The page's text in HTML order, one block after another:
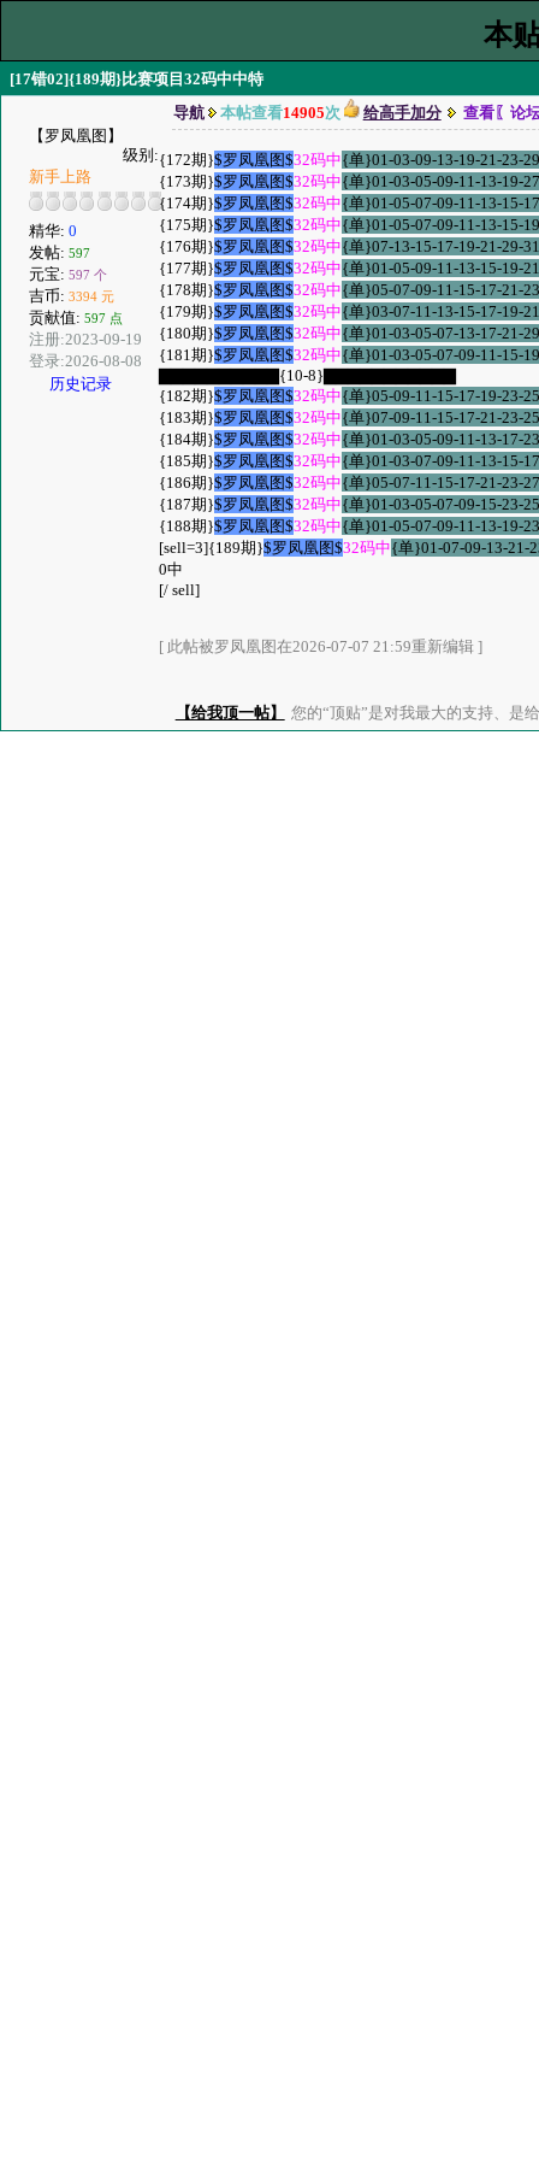
本
[17错02]{189期}比赛项目32码中中特
【罗凤凰图】
级别:
新手上路
精华: 0
发帖: 597
元宝: 597 个
吉币: 3394 元
贡献值: 597 点
注册:2023-09-19
登录:2026-08-08
历史记录
导航 本帖查看14905次 给高手加分 查看〖论
{172期}$罗凤凰图$32码中{单}01-03-09-13-19-21-23-
{173期}$罗凤凰图$32码中{单}01-03-05-09-11-13-19-
{174期}$罗凤凰图$32码中{单}01-05-07-09-11-13-15-
{175期}$罗凤凰图$32码中{单}01-05-07-09-11-13-15-
{176期}$罗凤凰图$32码中{单}07-13-15-17-19-21-29-
{177期}$罗凤凰图$32码中{单}01-05-09-11-13-15-19-
{178期}$罗凤凰图$32码中{单}05-07-09-11-15-17-21-
{179期}$罗凤凰图$32码中{单}03-07-11-13-15-17-19-
{180期}$罗凤凰图$32码中{单}01-03-05-07-13-17-21-
{181期}$罗凤凰图$32码中{单}01-03-05-07-09-11-15-
▇▇▇▇▇▇▇▇▇▇{10-8}▇▇▇▇▇▇▇▇▇▇▇
{182期}$罗凤凰图$32码中{单}05-09-11-15-17-19-23-
{183期}$罗凤凰图$32码中{单}07-09-11-15-17-21-23-
{184期}$罗凤凰图$32码中{单}01-03-05-09-11-13-17-
{185期}$罗凤凰图$32码中{单}01-03-07-09-11-13-15-
{186期}$罗凤凰图$32码中{单}05-07-11-15-17-21-23-
{187期}$罗凤凰图$32码中{单}01-03-05-07-09-15-23-
{188期}$罗凤凰图$32码中{单}01-05-07-09-11-13-19-
[sell=3]{189期}$罗凤凰图$32码中{单}01-07-09-13-21-
0中
[/ sell]
[ 此帖被罗凤凰图在2026-07-07 21:59重新编辑 ]
【给我顶一帖】 您的“顶贴”是对我最大的支持、是